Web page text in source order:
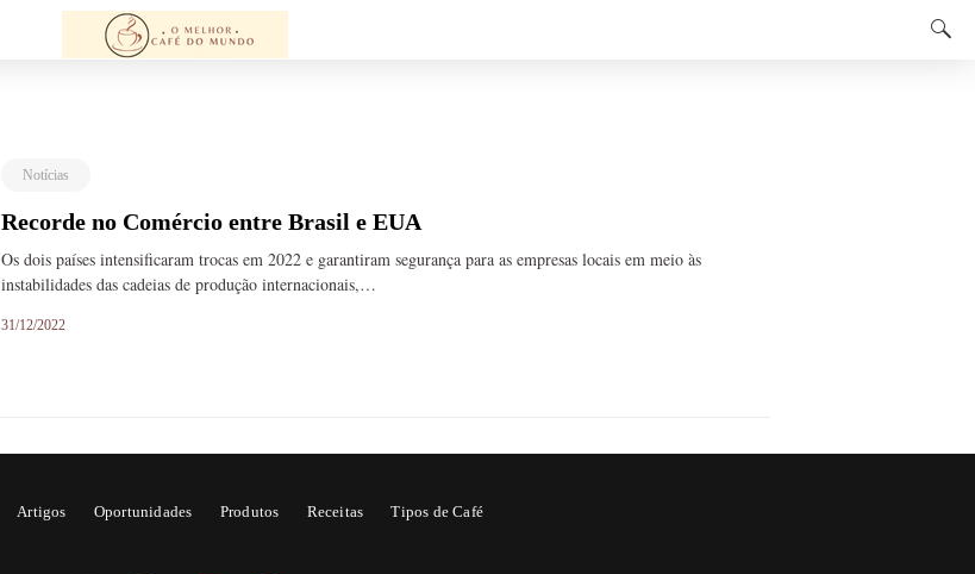
Notícias
Recorde no Comércio entre Brasil e EUA
Os dois países intensificaram trocas em 2022 e garantiram segurança para as empresas locais em meio às
instabilidades das cadeias de produção internacionais,…
31/12/2022
Artigos Oportunidades Produtos Receitas Tipos de Café